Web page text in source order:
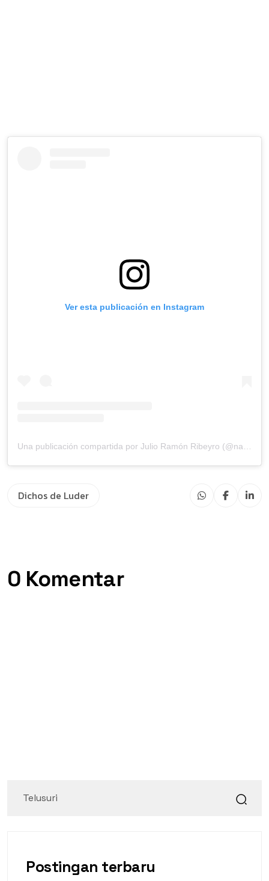
Ver esta publicación en Instagram
Dichos de Luder
0 Komentar
Postingan terbaru